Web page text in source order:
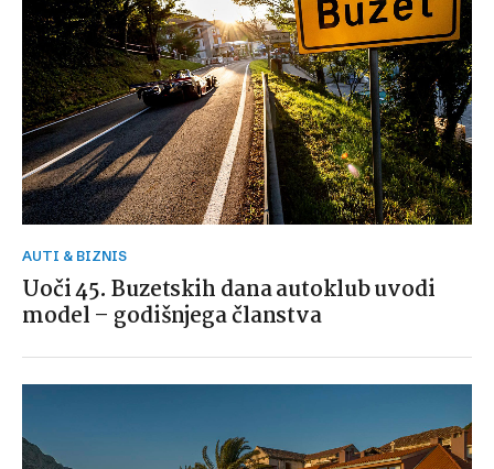
AUTI & BIZNIS
Uoči 45. Buzetskih dana autoklub uvodi
model – godišnjega članstva